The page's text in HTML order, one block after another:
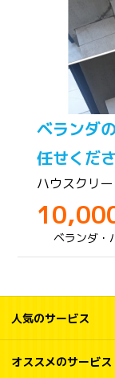
ベランダ
任せくだ
ハウスクリ
ベランダ・
人気のサービス
オススメのサービス